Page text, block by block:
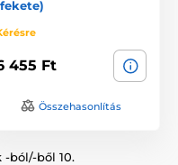
455 Ft
Összehasonlítás
-ból/-ből 10.